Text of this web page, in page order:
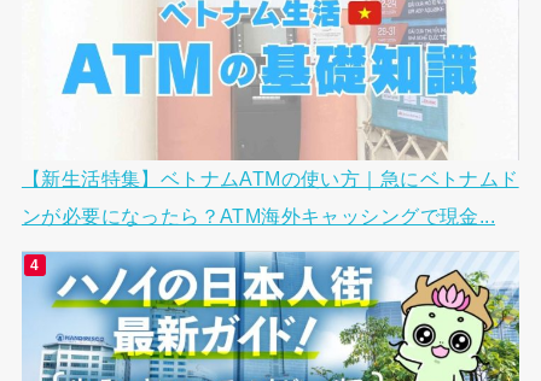
【新生活特集】ベトナムATMの使い方｜急にベトナムド
ンが必要になったら？ATM海外キャッシングで現金...